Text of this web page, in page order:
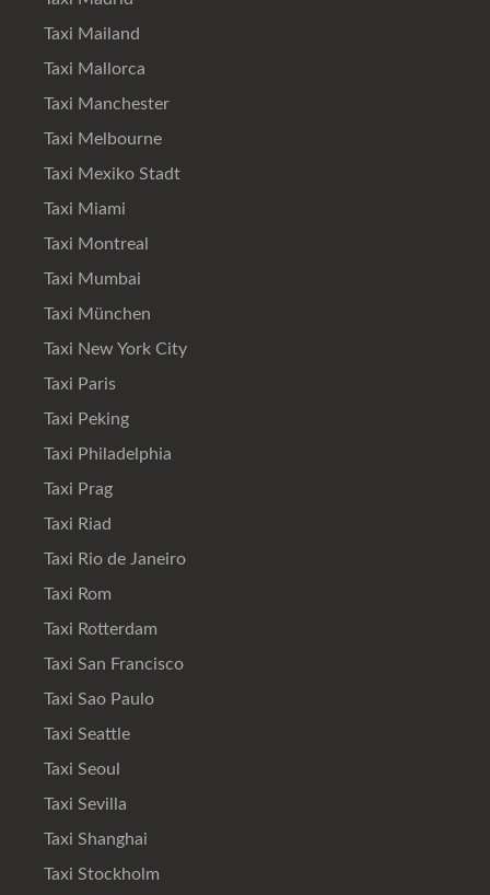
Taxi Mailand
Taxi Mallorca
Taxi Manchester
Taxi Melbourne
Taxi Mexiko Stadt
Taxi Miami
Taxi Montreal
Taxi Mumbai
Taxi München
Taxi New York City
Taxi Paris
Taxi Peking
Taxi Philadelphia
Taxi Prag
Taxi Riad
Taxi Rio de Janeiro
Taxi Rom
Taxi Rotterdam
Taxi San Francisco
Taxi Sao Paulo
Taxi Seattle
Taxi Seoul
Taxi Sevilla
Taxi Shanghai
Taxi Stockholm